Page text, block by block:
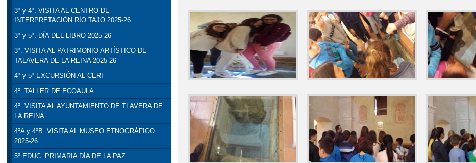
3º y 4º. VISITA AL CENTRO DE
INTERPRETACIÓN RÍO TAJO 2025-26
3º y 5º. DÍA DEL LIBRO 2025-26
3º. VISITA AL PATRIMONIO ARTÍSTICO DE
TALAVERA DE LA REINA 2025-26
4º y 5º EXCURSIÓN AL CERI
4º. TALLER DE ECOAULA
4º. VISITA AL AYUNTAMIENTO DE TLAVERA DE
LA REINA
4ºA y 4ºB. VISITA AL MUSEO ETNOGRÁFICO
2025-26
5º EDUC. PRIMARIA DÍA DE LA PAZ